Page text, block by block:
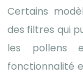
Certains
des filtres qui
les pollens
fonctionnalité